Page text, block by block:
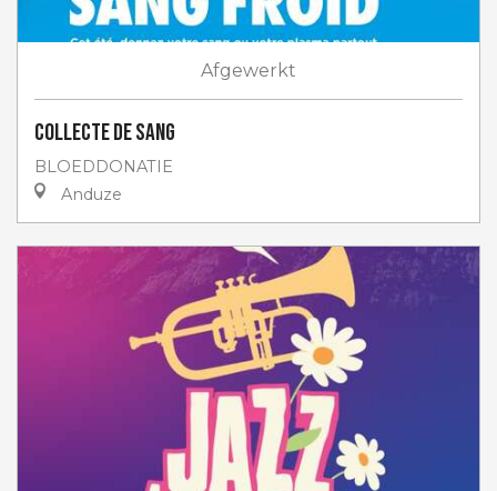
Afgewerkt
Collecte de sang
BLOEDDONATIE
Anduze